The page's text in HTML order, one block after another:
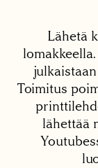
Lähetä
Toimitus
lähettää